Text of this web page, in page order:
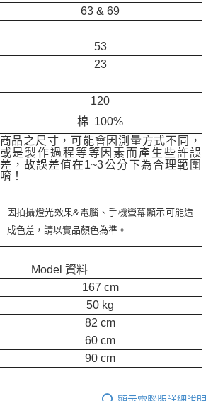
63 & 69
53
23
120
棉 100%
商品之尺寸，可能會因測量方式不同，
或是製作過程等等因素而產生些許誤
差，故誤差值在1~3公分下為合理範圍
唷！
因拍攝燈光效果&電腦、手機螢幕顯示可能造
成色差，請以實品顏色為準。
Model 資料
167 cm
50 kg
82 cm
60 cm
90 cm